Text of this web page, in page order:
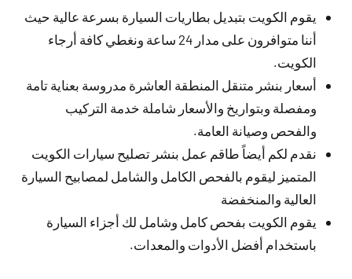
يقوم الكويت بتبديل بطاريات السيارة بسرعة عالية حيث
أننا متوافرون على مدار 24 ساعة ونغطي كافة أرجاء
الكويت.
أسعار بنشر متنقل المنطقة العاشرة مدروسة بعناية تامة
ومفصلة وبتواريخ والأسعار شاملة خدمة التركيب
والفحص وصيانة العامة.
نقدم لكم أيضاً طاقم عمل بنشر تصليح سيارات الكويت
المتميز ليقوم بالفحص الكامل والشامل لمصابيح السيارة
العالية والمنخفضة
يقوم الكويت بفحص كامل وشامل لك أجزاء السيارة
باستخدام أفضل الأدوات والمعدات.